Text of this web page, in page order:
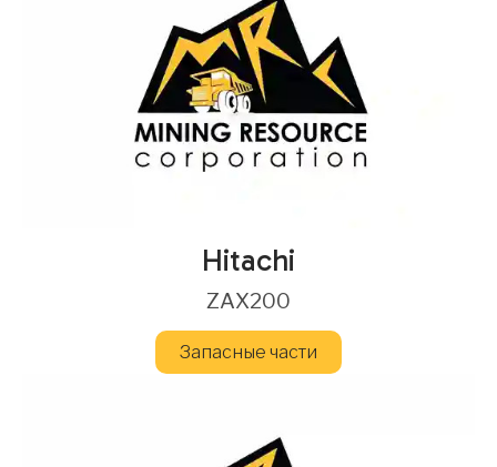
Hitachi
ZAX200
Запасные части